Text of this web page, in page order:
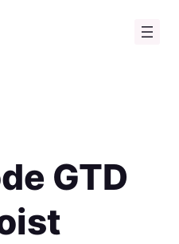
GTD